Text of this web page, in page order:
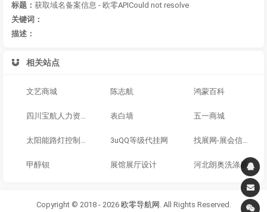
标题： 获取域名备案信息 - 欧零APICould not resolve
关键词：
描述：
相关站点
文艺商城 陈志航 鸿蒙百科
四川宝航人力资源管理有限公司 表白墙 五一商城
太阳能路灯控制器 3uQQ等级代挂网 找展网-展会信息_国内展会排期_国内展会网_会展中心_展会门票
甲醇钡 展馆展厅设计 河北朗奥洗涤机械公司
Copyright © 2018 - 2026 欧零导航网 . All Rights Reserved.